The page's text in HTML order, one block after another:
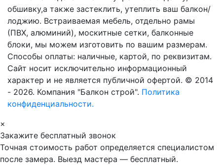
обшивку,а также застеклить, утеплить ваш балкон/
лоджию. Встраиваемая мебель, отдельно рамы
(ПВХ, алюминий), москитные сетки, балконные
блоки, мы можем изготовить по вашим размерам.
Способы оплаты: наличные, картой, по реквизитам.
Сайт носит исключительно информационный
характер и не является публичной офертой. © 2014
- 2026. Компания "Балкон строй". Политика
конфиденциальности.
×
Закажите бесплатный звонок
Точная стоимость работ определяется специалистом
после замера. Выезд мастера — бесплатный.